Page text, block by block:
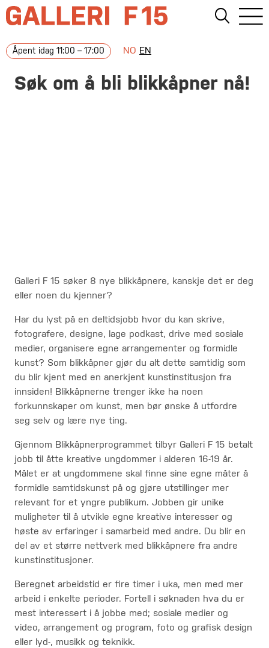
Åpent idag 11:00 – 17:00 NO EN
Søk om å bli blikkåpner nå!
Galleri F 15 søker 8 nye blikkåpnere, kanskje det er deg
eller noen du kjenner?
Har du lyst på en deltidsjobb hvor du kan skrive,
fotografere, designe, lage podkast, drive med sosiale
medier, organisere egne arrangementer og formidle
kunst? Som blikkåpner gjør du alt dette samtidig som
du blir kjent med en anerkjent kunstinstitusjon fra
innsiden! Blikkåpnerne trenger ikke ha noen
forkunnskaper om kunst, men bør ønske å utfordre
seg selv og lære nye ting.
Gjennom Blikkåpnerprogrammet tilbyr Galleri F 15 betalt
jobb til åtte kreative ungdommer i alderen 16-19 år.
Målet er at ungdommene skal finne sine egne måter å
formidle samtidskunst på og gjøre utstillinger mer
relevant for et yngre publikum. Jobben gir unike
muligheter til å utvikle egne kreative interesser og
høste av erfaringer i samarbeid med andre. Du blir en
del av et større nettverk med blikkåpnere fra andre
kunstinstitusjoner.
Beregnet arbeidstid er fire timer i uka, men med mer
arbeid i enkelte perioder. Fortell i søknaden hva du er
mest interessert i å jobbe med; sosiale medier og
video, arrangement og program, foto og grafisk design
eller lyd-, musikk og teknikk.